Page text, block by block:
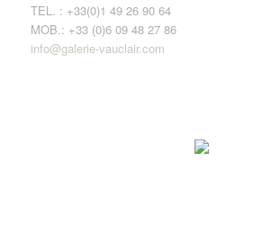
TEL. : +33(0)1 49 26 90 64
MOB.: +33 (0)6 09 48 27 86
info@galerie-vauclair.com